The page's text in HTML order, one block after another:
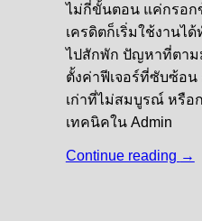
ไม่กี่ขั้นตอน แค่กรอก
เครดิตก็เริ่มใช้งานไ
ไปสักพัก ปัญหาที่ตาม
ตั้งค่าฟีเจอร์ที่ซับซ้อน
เก่าที่ไม่สมบูรณ์ หรือ
เทคนิคใน Admin
Continue reading →